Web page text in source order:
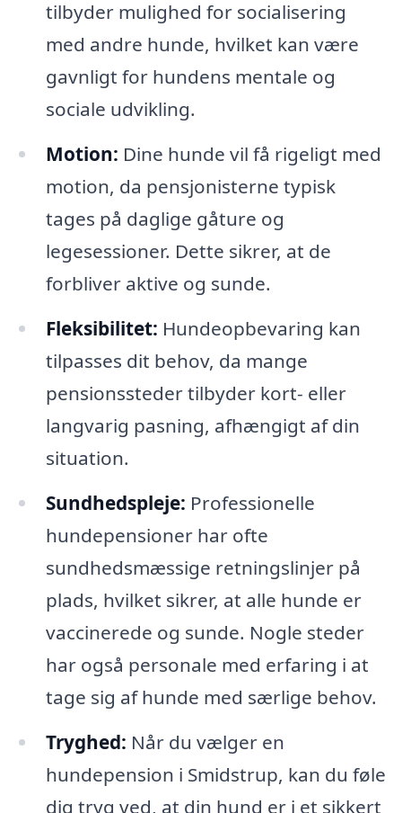
tilbyder mulighed for socialisering
med andre hunde, hvilket kan være
gavnligt for hundens mentale og
sociale udvikling.
Motion: Dine hunde vil få rigeligt med
motion, da pensjonisterne typisk
tages på daglige gåture og
legesessioner. Dette sikrer, at de
forbliver aktive og sunde.
Fleksibilitet: Hundeopbevaring kan
tilpasses dit behov, da mange
pensionssteder tilbyder kort- eller
langvarig pasning, afhængigt af din
situation.
Sundhedspleje: Professionelle
hundepensioner har ofte
sundhedsmæssige retningslinjer på
plads, hvilket sikrer, at alle hunde er
vaccinerede og sunde. Nogle steder
har også personale med erfaring i at
tage sig af hunde med særlige behov.
Tryghed: Når du vælger en
hundepension i Smidstrup, kan du føle
dig tryg ved, at din hund er i et sikkert